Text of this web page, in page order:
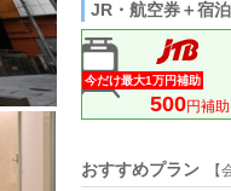
JR・航空券＋宿
今だけ最大1万円補助
500円補助
おすすめプラン 【